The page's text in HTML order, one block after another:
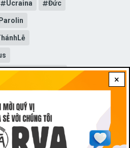
×
Ucraina Đức
General Audience
WITH US!